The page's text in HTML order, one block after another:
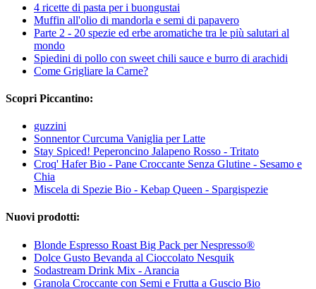
4 ricette di pasta per i buongustai
Muffin all'olio di mandorla e semi di papavero
Parte 2 - 20 spezie ed erbe aromatiche tra le più salutari al
mondo
Spiedini di pollo con sweet chili sauce e burro di arachidi
Come Grigliare la Carne?
Scopri Piccantino:
guzzini
Sonnentor Curcuma Vaniglia per Latte
Stay Spiced! Peperoncino Jalapeno Rosso - Tritato
Croq' Hafer Bio - Pane Croccante Senza Glutine - Sesamo e
Chia
Miscela di Spezie Bio - Kebap Queen - Spargispezie
Nuovi prodotti:
Blonde Espresso Roast Big Pack per Nespresso®
Dolce Gusto Bevanda al Cioccolato Nesquik
Sodastream Drink Mix - Arancia
Granola Croccante con Semi e Frutta a Guscio Bio